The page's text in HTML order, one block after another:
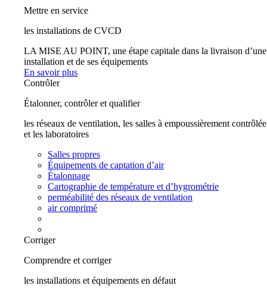
Mettre en service
les installations de CVCD
LA MISE AU POINT, une étape capitale dans la livraison d’une
installation et de ses équipements
En savoir plus
Contrôler
Étalonner, contrôler et qualifier
les réseaux de ventilation, les salles à empoussièrement contrôlée
et les laboratoires
Salles propres
Équipements de captation d’air
Étalonnage
Cartographie de température et d’hygrométrie
perméabilité des réseaux de ventilation
air comprimé
Corriger
Comprendre et corriger
les installations et équipements en défaut